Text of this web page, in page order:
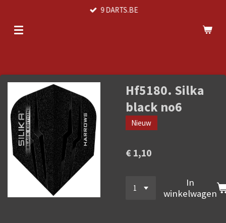
naar
9 DARTS.BE
Hf5180. Silka
black no6
Nieuw
€ 1,10
In
winkelwagen